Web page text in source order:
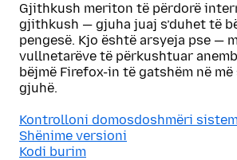
Gjithkush meriton të përdorë
gjithkush — gjuha juaj s’duhet të
pengesë. Kjo është arsyeja pse —
vullnetarëve të përkushtuar
bëjmë Firefox-in të gatshëm në më
gjuhë.
Kontrolloni domosdoshmëri
Shënime versioni
Kodi burim